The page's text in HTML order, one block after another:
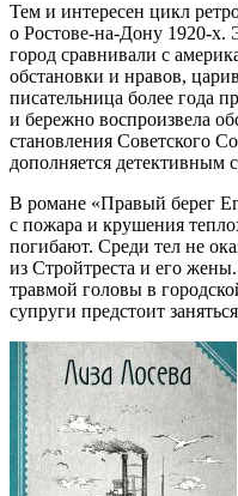
Тем и интересен цикл
о Ростове-на-Дону 1920-
город сравнивали с
обстановки и нравов,
писательница более года
и бережно воспроизвела
становления Советского
дополняется детективным
В романе «Правый берег
с пожара и крушения
погибают. Среди тел не
из Стройтреста и его
травмой головы в
супруги предстоит